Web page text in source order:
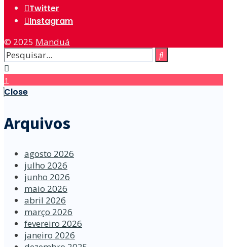
Twitter
Instagram
© 2025 Manduá
↑
Close
Arquivos
agosto 2026
julho 2026
junho 2026
maio 2026
abril 2026
março 2026
fevereiro 2026
janeiro 2026